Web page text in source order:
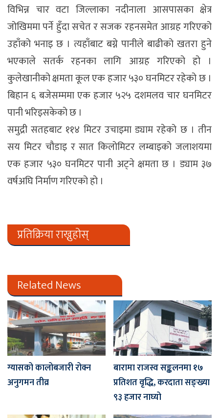
विभिन्न चार वटा जिल्लाका नदीनाला आसपासका क्षेत्र
जोखिममा पर्ने हुँदा सचेत र सजक रहनसमेत आग्रह गरिएको
उहाँको भनाइ छ । त्यहाँबाट बग्ने पानीले बाढीको खतरा हुने
भएकाले सतर्क रहनका लागि आग्रह गरिएको हो ।
कुलेखानीको क्षमता कूल एक हजार ५३० घनमिटर रहेको छ ।
बिहान ६ बजेसम्ममा एक हजार ५२५ दशमलव चार घनमिटर
पानी भरिइसकेको छ ।
समुद्री सतहबाट ११४ मिटर उचाइमा ड्याम रहेको छ । तीन
सय मिटर चौडाइ र सात किलोमिटर लम्बाइको जलाशयमा
एक हजार ५३० घनमिटर पानी अट्ने क्षमता छ । ड्याम ३७
वर्षअघि निर्माण गरिएको हो ।
प्रतिक्रिया राख्नुहोस्
Related News
ग्यासको कालोबजारी रोक्न
अनुगमन तीव्र
बारामा राजस्व सङ्कलनमा १७
प्रतिशत वृद्धि, करदाता सङ्ख्या
९३ हजार नाघ्यो